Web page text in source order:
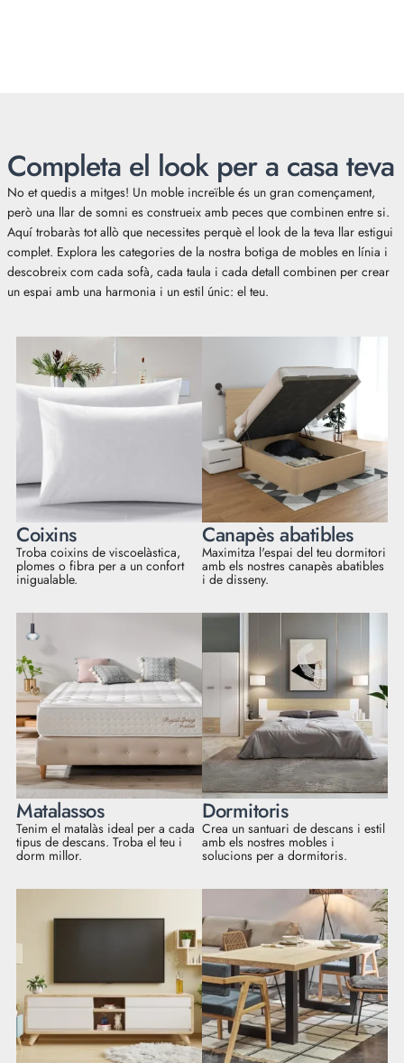
Completa el look per a casa teva
No et quedis a mitges! Un moble increïble és un gran començament,
però una llar de somni es construeix amb peces que combinen entre si.
Aquí trobaràs tot allò que necessites perquè el look de la teva llar estigui
complet. Explora les categories de la nostra botiga de mobles en línia i
descobreix com cada sofà, cada taula i cada detall combinen per crear
un espai amb una harmonia i un estil únic: el teu.
Coixins
Troba coixins de viscoelàstica,
plomes o fibra per a un confort
inigualable.
Canapès abatibles
Maximitza l'espai del teu dormitori
amb els nostres canapès abatibles
i de disseny.
Matalassos
Tenim el matalàs ideal per a cada
tipus de descans. Troba el teu i
dorm millor.
Dormitoris
Crea un santuari de descans i estil
amb els nostres mobles i
solucions per a dormitoris.